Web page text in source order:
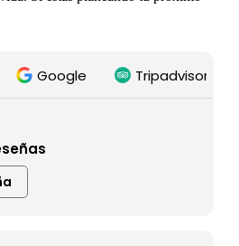
Google Tripadvisor